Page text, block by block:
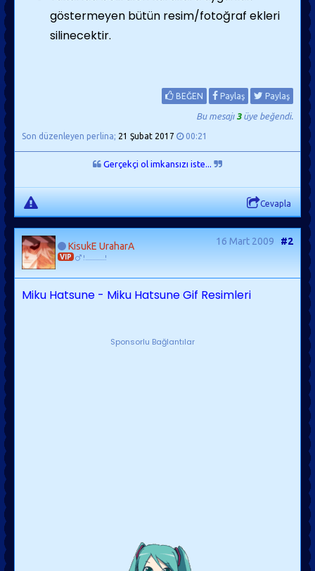
göstermeyen bütün resim/fotoğraf ekleri
silinecektir.
BEĞEN Paylaş Paylaş
Bu mesajı 3üye beğendi.
Son düzenleyen perlina; 21 Şubat 2017 00:21
Gerçekçi ol imkansızı iste...
Cevapla
KisukE UraharA
VIP !..............!
16 Mart 2009 #2
Miku Hatsune - Miku Hatsune Gif Resimleri
Sponsorlu Bağlantılar